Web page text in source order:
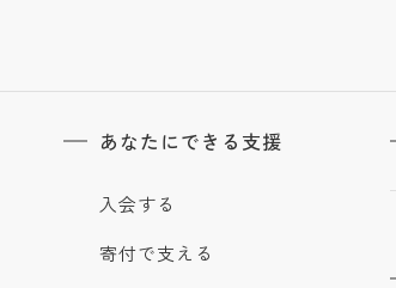
あなたにできる支援
入会する
寄付で支える